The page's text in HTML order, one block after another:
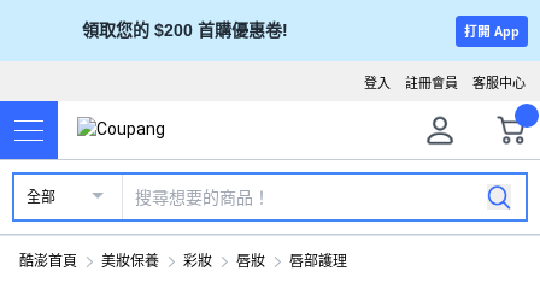
領取您的 $200 首購優惠卷! 打開 App
客服中心
註冊會員
登入
全部
酷澎首頁 美妝保養 彩妝 唇妝 唇部護理